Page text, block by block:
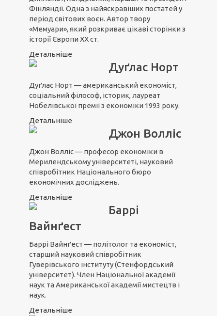
Фінляндії. Одна з найяскравіших постатей у
період світових воєн. Автор твору
«Мемуари», який розкриває цікаві сторінки з
історії Європи XX ст.
Детальніше
Дуґлас Норт
Дуґлас Норт — американський економіст,
соціальний філософ, історик, лауреат
Нобелівської премії з економіки 1993 року.
Детальніше
Джон Волліс
Джон Волліс — професор економіки в
Мерилендському університеті, науковий
співробітник Національного бюро
економічних досліджень.
Детальніше
Баррі
Вайнґест
Баррі Вайнґест — політолог та економіст,
старший науковий співробітник
Гуверівського інституту (Стенфордський
університет). Член Національної академії
наук та Американської академії мистецтв і
наук.
Детальніше